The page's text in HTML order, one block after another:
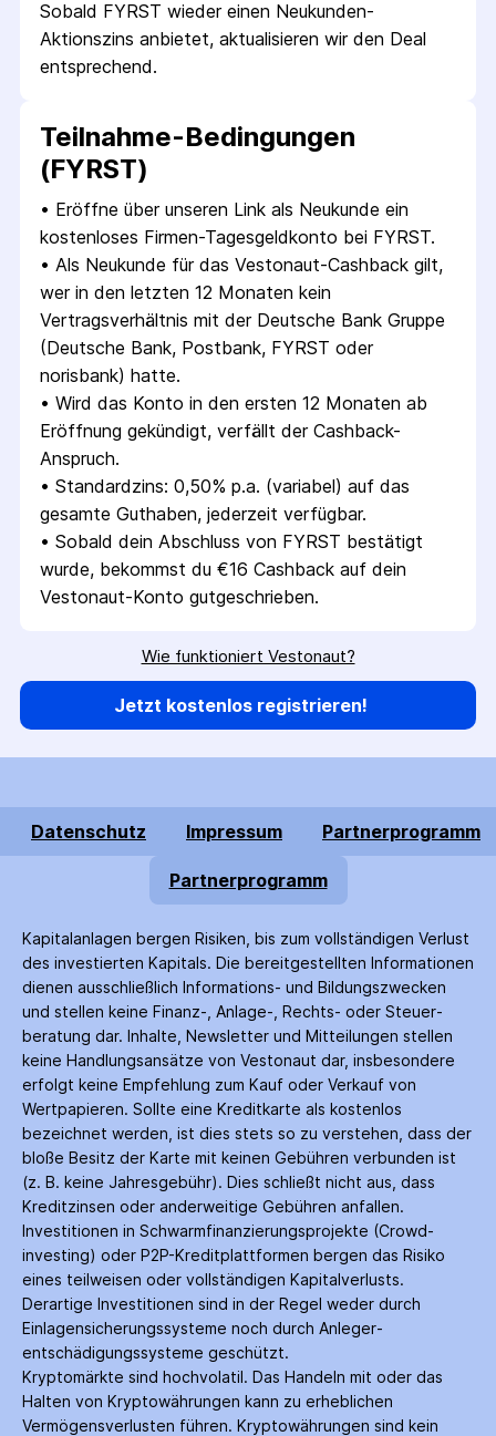
Sobald FYRST wieder einen Neukunden-
Aktionszins anbietet, aktualisieren wir den Deal
entsprechend.
Teilnahme-Bedingungen
(FYRST)
• Eröffne über unseren Link als Neukunde ein
kostenloses Firmen-Tagesgeldkonto bei FYRST.
• Als Neukunde für das Vestonaut-Cashback gilt,
wer in den letzten 12 Monaten kein
Vertragsverhältnis mit der Deutsche Bank Gruppe
(Deutsche Bank, Postbank, FYRST oder
norisbank) hatte.
• Wird das Konto in den ersten 12 Monaten ab
Eröffnung gekündigt, verfällt der Cashback-
Anspruch.
• Standardzins: 0,50% p.a. (variabel) auf das
gesamte Guthaben, jederzeit verfügbar.
• Sobald dein Abschluss von FYRST bestätigt
wurde, bekommst du €16 Cashback auf dein
Vestonaut-Konto gutgeschrieben.
Wie funktioniert Vestonaut?
Jetzt kostenlos registrieren!
Datenschutz Impressum Partnerprogramm
Partnerprogramm
Kapitalanlagen bergen Risiken, bis zum voll­ständigen Verlust
des investierten Kapitals. Die bereitgestellten Informationen
dienen ausschließlich Informations- und Bildungs­zwecken
und stellen keine Finanz-, Anlage-, Rechts- oder Steuer­
beratung dar. Inhalte, Newsletter und Mitteilungen stellen
keine Handlungs­ansätze von Vestonaut dar, insbesondere
erfolgt keine Empfehlung zum Kauf oder Verkauf von
Wertpapieren. Sollte eine Kreditkarte als kostenlos
bezeichnet werden, ist dies stets so zu verstehen, dass der
bloße Besitz der Karte mit keinen Gebühren verbunden ist
(z. B. keine Jahres­gebühr). Dies schließt nicht aus, dass
Kredit­zinsen oder anderweitige Gebühren anfallen.
Investitionen in Schwarm­finanzierungs­projekte (Crowd­
investing) oder P2P-Kredit­plattformen bergen das Risiko
eines teilweisen oder vollständigen Kapitalverlusts.
Derartige Investitionen sind in der Regel weder durch
Einlagen­sicherungs­systeme noch durch Anleger­
entschädigungs­systeme geschützt.
Kryptomärkte sind hochvolatil. Das Handeln mit oder das
Halten von Krypto­währungen kann zu erheblichen
Vermögensverlusten führen. Krypto­währungen sind kein